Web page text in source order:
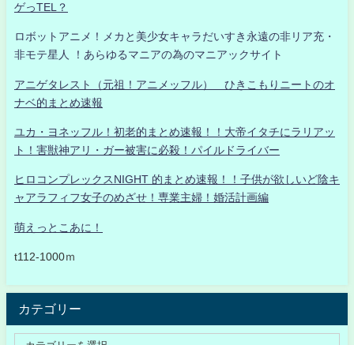
ゲっTEL？
ロボットアニメ！メカと美少女キャラだいすき永遠の非リア充・
非モテ星人 ！あらゆるマニアの為のマニアックサイト
アニゲタレスト（元祖！アニメッフル） ひきこもりニートのオ
ナベ的まとめ速報
ユカ・ヨネッフル！初老的まとめ速報！！大帝イタチにラリアッ
ト！害獣神アリ・ガー被害に必殺！パイルドライバー
ヒロコンプレックスNIGHT 的まとめ速報！！子供が欲しいど陰キ
ャアラフィフ女子のめざせ！専業主婦！婚活計画編
萌えっとこあに！
t112-1000ｍ
カテゴリー